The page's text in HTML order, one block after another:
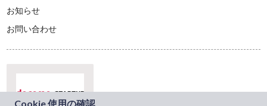
お知らせ
お問い合わせ